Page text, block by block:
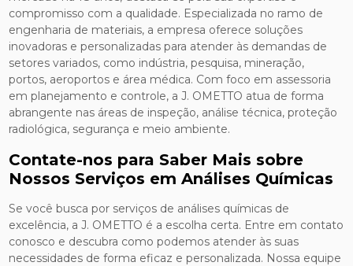
compromisso com a qualidade. Especializada no ramo de
engenharia de materiais, a empresa oferece soluções
inovadoras e personalizadas para atender às demandas de
setores variados, como indústria, pesquisa, mineração,
portos, aeroportos e área médica. Com foco em assessoria
em planejamento e controle, a J. OMETTO atua de forma
abrangente nas áreas de inspeção, análise técnica, proteção
radiológica, segurança e meio ambiente.
Contate-nos para Saber Mais sobre
Nossos Serviços em Análises Químicas
Se você busca por serviços de análises químicas de
excelência, a J. OMETTO é a escolha certa. Entre em contato
conosco e descubra como podemos atender às suas
necessidades de forma eficaz e personalizada. Nossa equipe